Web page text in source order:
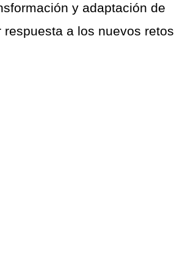
y adaptación de
a los nuevos retos